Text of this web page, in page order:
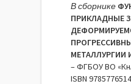
В сборнике
ПРИКЛАДНЫЕ
– ФГБОУ ВО
ISBN